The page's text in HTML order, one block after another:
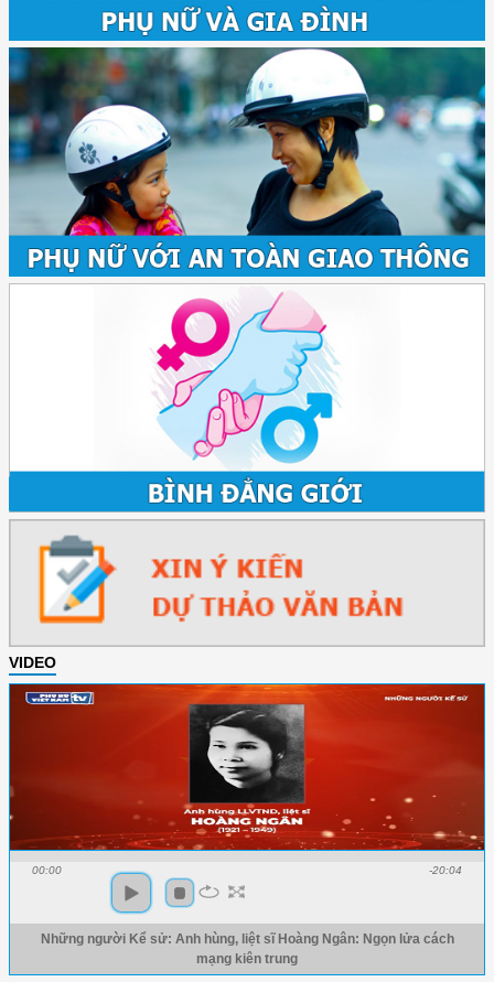
VIDEO
00:00 -20:04
Những người Kể sử: Anh hùng, liệt sĩ Hoàng Ngân: Ngọn lửa cách
mạng kiên trung